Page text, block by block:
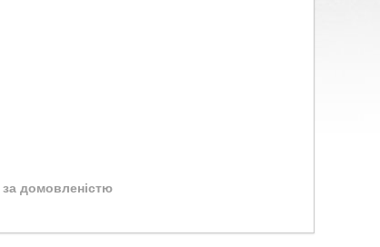
за домовленістю